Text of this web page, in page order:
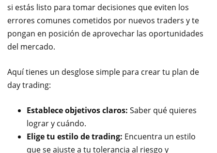
si estás listo para tomar decisiones que eviten los
errores comunes cometidos por nuevos traders y te
pongan en posición de aprovechar las oportunidades
del mercado.
Aquí tienes un desglose simple para crear tu plan de
day trading:
Establece objetivos claros: Saber qué quieres
lograr y cuándo.
Elige tu estilo de trading: Encuentra un estilo
que se ajuste a tu tolerancia al riesgo y